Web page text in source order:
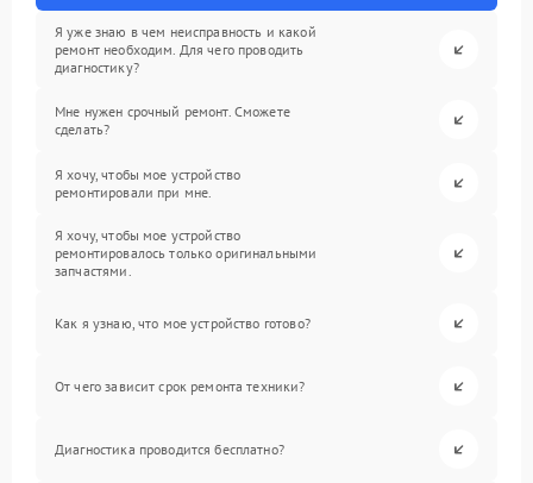
Я уже знаю в чем неисправность и какой
ремонт необходим. Для чего проводить
диагностику?
Мне нужен срочный ремонт. Сможете
сделать?
Я хочу, чтобы мое устройство
ремонтировали при мне.
Я хочу, чтобы мое устройство
ремонтировалось только оригинальными
запчастями.
Как я узнаю, что мое устройство готово?
От чего зависит срок ремонта техники?
Диагностика проводится бесплатно?